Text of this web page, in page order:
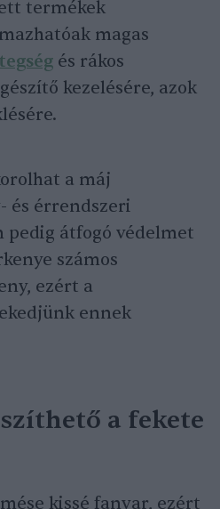
termékek
magas
és rákos
kezelésére, azok
a máj
és érrendszeri
pedig átfogó védelmet
számos
ezért a
ennek
a fekete
kissé fanyar, ezért